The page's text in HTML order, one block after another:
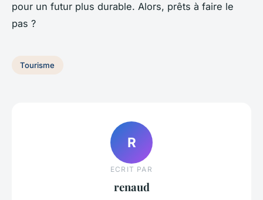
pour un futur plus durable. Alors, prêts à faire le
pas ?
Tourisme
R
ECRIT PAR
renaud